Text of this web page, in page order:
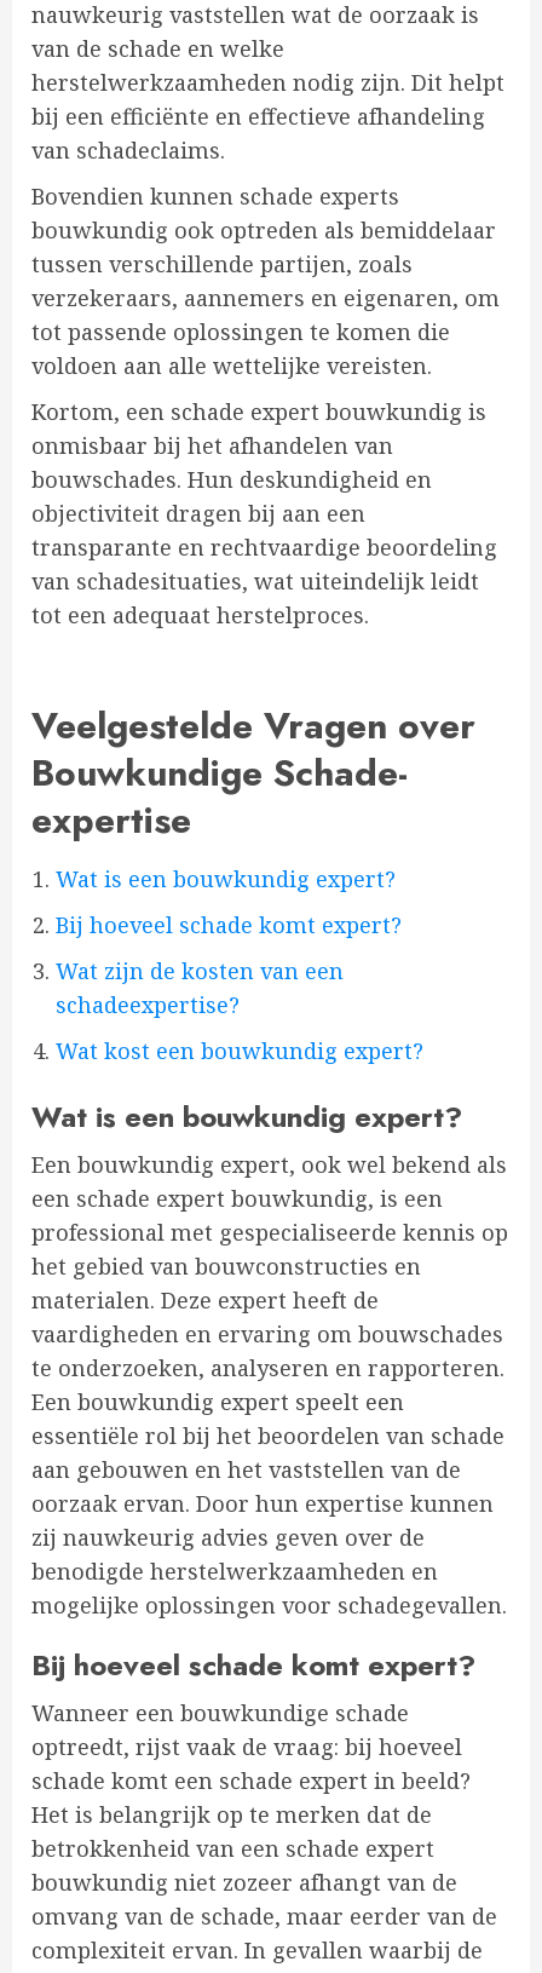
nauwkeurig vaststellen wat de oorzaak is
van de schade en welke
herstelwerkzaamheden nodig zijn. Dit helpt
bij een efficiënte en effectieve afhandeling
van schadeclaims.
Bovendien kunnen schade experts
bouwkundig ook optreden als bemiddelaar
tussen verschillende partijen, zoals
verzekeraars, aannemers en eigenaren, om
tot passende oplossingen te komen die
voldoen aan alle wettelijke vereisten.
Kortom, een schade expert bouwkundig is
onmisbaar bij het afhandelen van
bouwschades. Hun deskundigheid en
objectiviteit dragen bij aan een
transparante en rechtvaardige beoordeling
van schadesituaties, wat uiteindelijk leidt
tot een adequaat herstelproces.
Veelgestelde Vragen over
Bouwkundige Schade-
expertise
Wat is een bouwkundig expert?
Bij hoeveel schade komt expert?
Wat zijn de kosten van een
schadeexpertise?
Wat kost een bouwkundig expert?
Wat is een bouwkundig expert?
Een bouwkundig expert, ook wel bekend als
een schade expert bouwkundig, is een
professional met gespecialiseerde kennis op
het gebied van bouwconstructies en
materialen. Deze expert heeft de
vaardigheden en ervaring om bouwschades
te onderzoeken, analyseren en rapporteren.
Een bouwkundig expert speelt een
essentiële rol bij het beoordelen van schade
aan gebouwen en het vaststellen van de
oorzaak ervan. Door hun expertise kunnen
zij nauwkeurig advies geven over de
benodigde herstelwerkzaamheden en
mogelijke oplossingen voor schadegevallen.
Bij hoeveel schade komt expert?
Wanneer een bouwkundige schade
optreedt, rijst vaak de vraag: bij hoeveel
schade komt een schade expert in beeld?
Het is belangrijk op te merken dat de
betrokkenheid van een schade expert
bouwkundig niet zozeer afhangt van de
omvang van de schade, maar eerder van de
complexiteit ervan. In gevallen waarbij de